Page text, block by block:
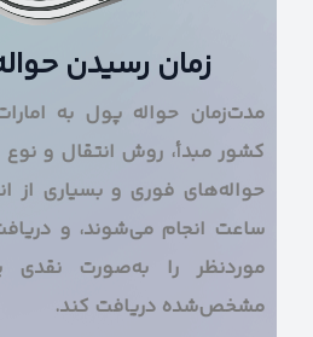
زمان رسیدن
مدت‌زمان حواله پول به
کشور مبدأ، روش انتقال و نوع
ساعت انجام می‌شوند، و
موردنظر را به‌صورت
مشخص‌شده دریافت کند.